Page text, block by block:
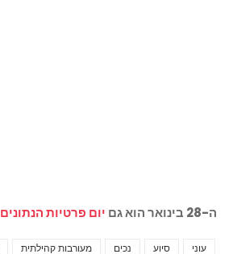
ה-28 בינואר הוא גם יום פרטיות הנתונים
מעורבות קהילתית נכים סיוע
עוני